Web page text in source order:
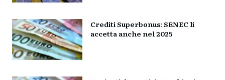
Crediti Superbonus: SENEC li
accetta anche nel 2025